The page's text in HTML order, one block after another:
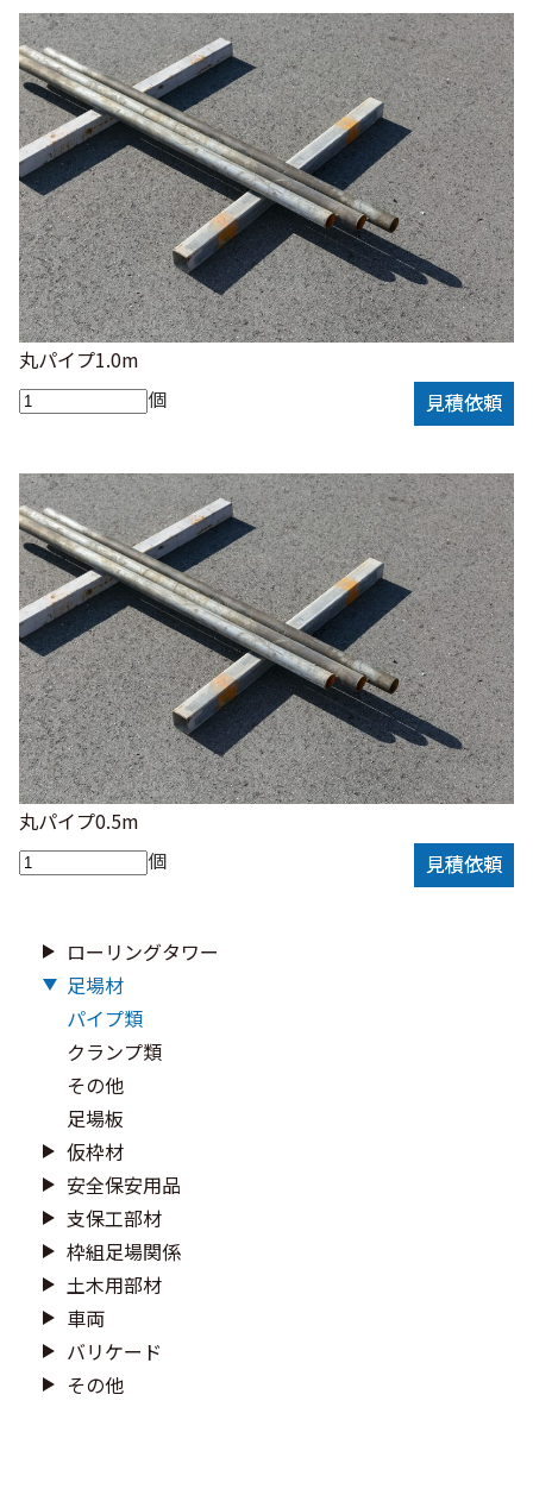
丸パイプ1.0m
個
見積依頼
丸パイプ0.5m
個
見積依頼
ローリングタワー
足場材
パイプ類
クランプ類
その他
足場板
仮枠材
安全保安用品
支保工部材
枠組足場関係
土木用部材
車両
バリケード
その他